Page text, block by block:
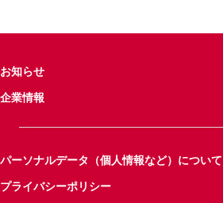
お知らせ
企業情報
パーソナルデータ（個人情報など）について
プライバシーポリシー